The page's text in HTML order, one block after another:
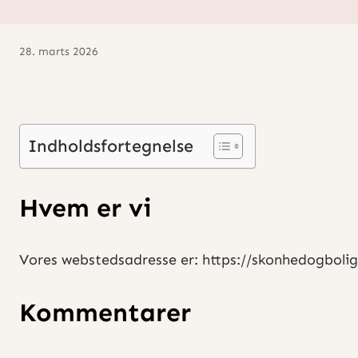
28. marts 2026
Indholdsfortegnelse
Hvem er vi
Vores webstedsadresse er: https://
Kommentarer